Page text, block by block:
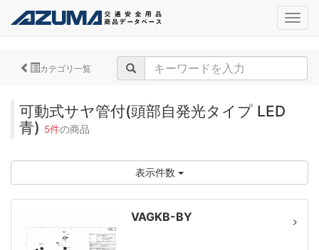
カテゴリ一覧
可動式サヤ管付(頭部自発光タイプ LED
青) 5件の商品
表示件数
VAGKB-BY